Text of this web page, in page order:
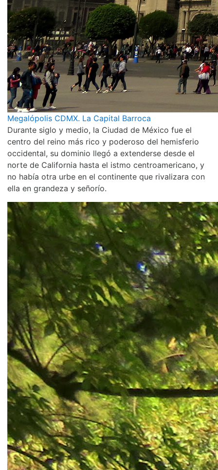
Megalópolis CDMX. La Capital Barroca
Durante siglo y medio, la Ciudad de México fue el
centro del reino más rico y poderoso del hemisferio
occidental, su dominio llegó a extenderse desde el
norte de California hasta el istmo centroamericano, y
no había otra urbe en el continente que rivalizara con
ella en grandeza y señorío.